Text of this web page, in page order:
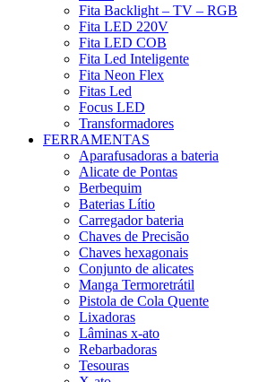
Fita Backlight – TV – RGB
Fita LED 220V
Fita LED COB
Fita Led Inteligente
Fita Neon Flex
Fitas Led
Focus LED
Transformadores
FERRAMENTAS
Aparafusadoras a bateria
Alicate de Pontas
Berbequim
Baterias Lítio
Carregador bateria
Chaves de Precisão
Chaves hexagonais
Conjunto de alicates
Manga Termoretrátil
Pistola de Cola Quente
Lixadoras
Lâminas x-ato
Rebarbadoras
Tesouras